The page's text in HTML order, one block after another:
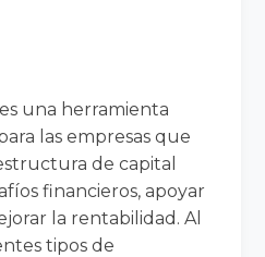
una herramienta
las empresas que
de capital
financieros, apoyar
la rentabilidad. Al
tipos de